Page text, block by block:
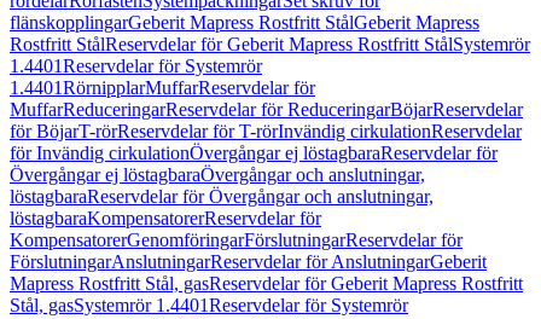
flänskopplingarGeberit Mapress Rostfritt StålGeberit Mapress
Rostfritt StålReservdelar för Geberit Mapress Rostfritt StålSystemrör
1.4401Reservdelar för Systemrör
1.4401RörnipplarMuffarReservdelar för
MuffarReduceringarReservdelar för ReduceringarBöjarReservdelar
för BöjarT-rörReservdelar för T-rörInvändig cirkulationReservdelar
för Invändig cirkulationÖvergångar ej löstagbaraReservdelar för
Övergångar ej löstagbaraÖvergångar och anslutningar,
löstagbaraReservdelar för Övergångar och anslutningar,
löstagbaraKompensatorerReservdelar för
KompensatorerGenomföringarFörslutningarReservdelar för
FörslutningarAnslutningarReservdelar för AnslutningarGeberit
Mapress Rostfritt Stål, gasReservdelar för Geberit Mapress Rostfritt
Stål, gasSystemrör 1.4401Reservdelar för Systemrör